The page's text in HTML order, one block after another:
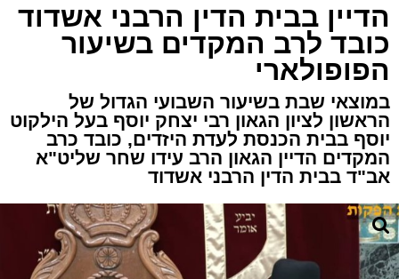
הדיין בבית הדין הרבני אשדוד
כובד לרב המקדים בשיעור
הפופולארי
במוצאי שבת בשיעור השבועי הגדול של
הראשון לציון הגאון רבי יצחק יוסף בעל הילקוט
יוסף בבית הכנסת לעדת היזדים, כובד כרב
המקדים הדיין הגאון הרב עידו שחר שליט"א
אב"ד בבית הדין הרבני אשדוד